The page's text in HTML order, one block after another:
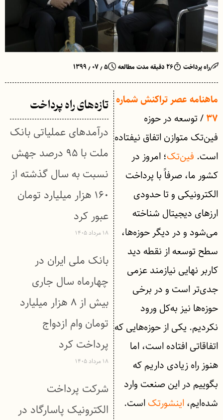
راه پرداخت ۲۶ دقیقه مدت مطالعه ۵ ٫ ۰۷ ٫ ۱۳۹۹
ماهنامه عصر تراکنش شماره
۳۷ / توسعه در حوزه
فین‌تک متوازن اتفاق نیفتاده
است. فین‌تک؛ امروز در
کشور ما، صرفاً با پرداخت
الکترونیکی و تا حدودی
ارزهای دیجیتال شناخته
می‌شود و در دیگر حوزه‌ها،
سطح توسعه از نقطه دید
کاربر نهایی نیازمند عزمی
جدی‌تر است و در برخی
حوزه‌ها نیز به‌کل ورود
نکردیم. یکی از حوزه‌هایی که
اتفاقاتی افتاده است، اما
هنوز راه زیادی داریم که
بگوییم در این صنعت وارد
شده‌ایم،اینشورتکاست.
تازه‌های راه پرداخت
درآمدهای عملیاتی بانک
ملت با ۹۵ درصد جهش
نسبت به سال گذشته از
۱۶۰ هزار میلیارد تومان
عبور كرد
۱۸ مرداد ۱۴۰۵
بانک ملی ایران در
چهارماه سال جاری
بیش از ۸ هزار میلیارد
تومان وام ازدواج
پرداخت کرد
۱۸ مرداد ۱۴۰۵
شرکت پرداخت
الکترونیک پاسارگاد در